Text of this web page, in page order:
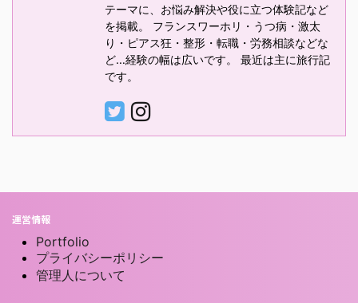
テーマに、お悩み解決や役に立つ体験記など
を掲載。 フランスワーホリ・うつ病・激太
り・ピアス狂・整形・転職・労務相談などな
ど…経験の幅は広いです。 最近は主に旅行記
です。
運営情報
Portfolio
プライバシーポリシー
管理人について